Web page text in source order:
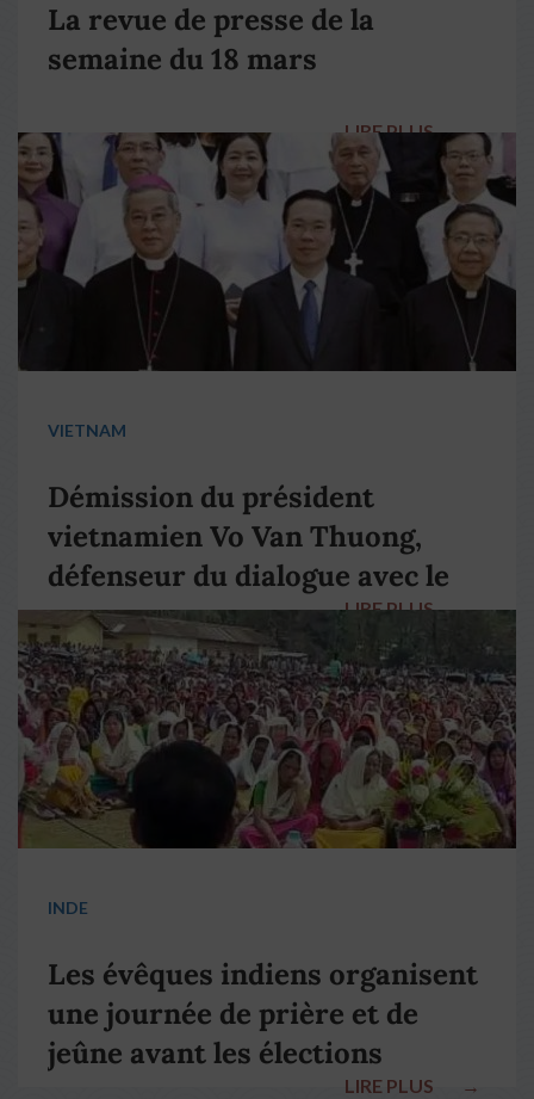
La revue de presse de la
semaine du 18 mars
LIRE PLUS →
VIETNAM
Démission du président
vietnamien Vo Van Thuong,
défenseur du dialogue avec le
pape François
LIRE PLUS →
INDE
Les évêques indiens organisent
une journée de prière et de
jeûne avant les élections
LIRE PLUS →